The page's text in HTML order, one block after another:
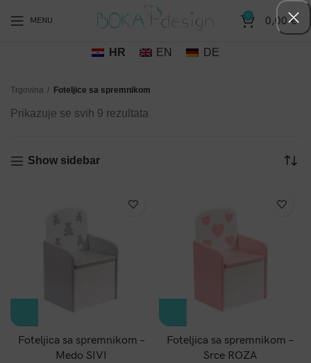
MENU 0 0,00€
HR EN DE
Trgovina Foteljice sa spremnikom
Prikazuje se svih 9 rezultata
Show sidebar
Foteljica sa spremnikom –
Medo SIVI
Foteljica sa spremnikom –
Srce ROZA